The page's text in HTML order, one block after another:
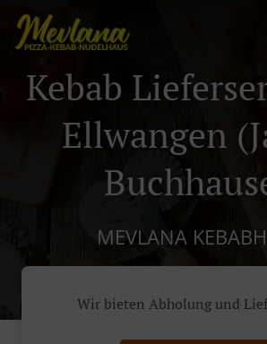
Kebab
Ellwangen
MEVLANA
Wir bieten Abholung und